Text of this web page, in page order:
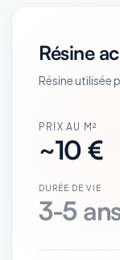
Résine
Résine utilisée
PRIX AU M²
~10 €
DURÉE DE VIE
3-5